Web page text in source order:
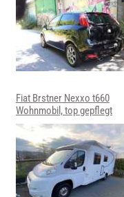
Fiat Brstner Nexxo t660
Wohnmobil, top gepflegt